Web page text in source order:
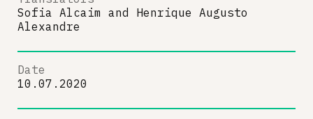
Sofia Alcaim and Henrique Augusto
Alexandre
Date
10.07.2020